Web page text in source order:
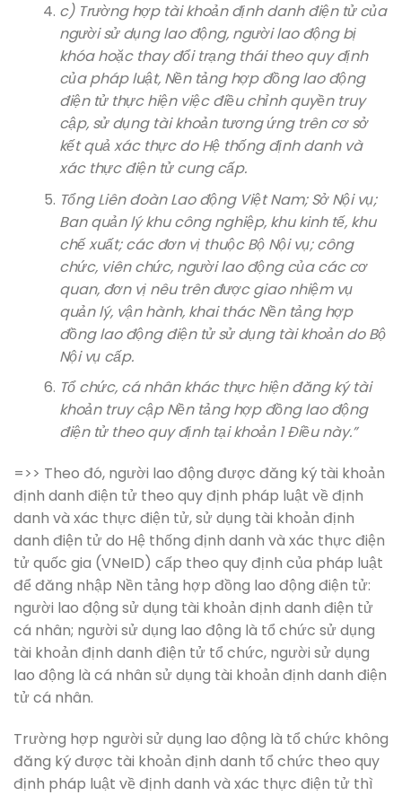
c) Trường hợp tài khoản định danh điện tử của
người sử dụng lao động, người lao động bị
khóa hoặc thay đổi trạng thái theo quy định
của pháp luật, Nền tảng hợp đồng lao động
điện tử thực hiện việc điều chỉnh quyền truy
cập, sử dụng tài khoản tương ứng trên cơ sở
kết quả xác thực do Hệ thống định danh và
xác thực điện tử cung cấp.
Tổng Liên đoàn Lao động Việt Nam; Sở Nội vụ;
Ban quản lý khu công nghiệp, khu kinh tế, khu
chế xuất; các đơn vị thuộc Bộ Nội vụ; công
chức, viên chức, người lao động của các cơ
quan, đơn vị nêu trên được giao nhiệm vụ
quản lý, vận hành, khai thác Nền tảng hợp
đồng lao động điện tử sử dụng tài khoản do Bộ
Nội vụ cấp.
Tổ chức, cá nhân khác thực hiện đăng ký tài
khoản truy cập Nền tảng hợp đồng lao động
điện tử theo quy định tại khoản 1 Điều này.”
=>> Theo đó, người lao động được đăng ký tài khoản
định danh điện tử theo quy định pháp luật về định
danh và xác thực điện tử, sử dụng tài khoản định
danh điện tử do Hệ thống định danh và xác thực điện
tử quốc gia (VNeID) cấp theo quy định của pháp luật
để đăng nhập Nền tảng hợp đồng lao động điện tử:
người lao động sử dụng tài khoản định danh điện tử
cá nhân; người sử dụng lao động là tổ chức sử dụng
tài khoản định danh điện tử tổ chức, người sử dụng
lao động là cá nhân sử dụng tài khoản định danh điện
tử cá nhân.
Trường hợp người sử dụng lao động là tổ chức không
đăng ký được tài khoản định danh tổ chức theo quy
định pháp luật về định danh và xác thực điện tử thì